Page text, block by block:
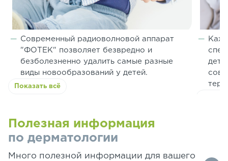
Современный радиоволновой аппарат
"ФОТЕК" позволяет безвредно и
безболезненно удалить самые разные
виды новообразований у детей.
Показать всё
Полезная информация
по дерматологии
Много полезной информации для вашего